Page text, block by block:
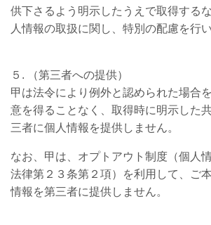
供下さるよう明示したうえで取得する
人情報の取扱に関し、特別の配慮を行い
５. （第三者への提供）
甲は法令により例外と認められた場合
意を得ることなく、取得時に明示した
三者に個人情報を提供しません。
なお、甲は、オプトアウト制度（個人
法律第２３条第２項）を利用して、ご
情報を第三者に提供しません。